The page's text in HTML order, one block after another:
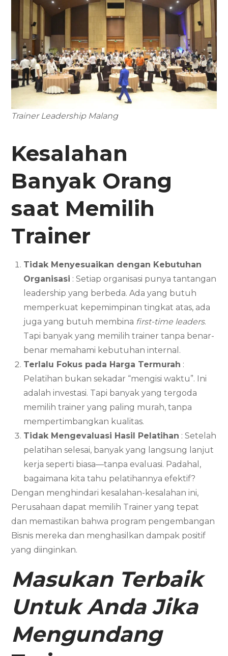
Trainer Leadership Malang
Kesalahan
Banyak Orang
saat Memilih
Trainer
Tidak Menyesuaikan dengan Kebutuhan
Organisasi : Setiap organisasi punya tantangan
leadership yang berbeda. Ada yang butuh
memperkuat kepemimpinan tingkat atas, ada
juga yang butuh membina first-time leaders.
Tapi banyak yang memilih trainer tanpa benar-
benar memahami kebutuhan internal.
Terlalu Fokus pada Harga Termurah :
Pelatihan bukan sekadar “mengisi waktu”. Ini
adalah investasi. Tapi banyak yang tergoda
memilih trainer yang paling murah, tanpa
mempertimbangkan kualitas.
Tidak Mengevaluasi Hasil Pelatihan : Setelah
pelatihan selesai, banyak yang langsung lanjut
kerja seperti biasa—tanpa evaluasi. Padahal,
bagaimana kita tahu pelatihannya efektif?
Dengan menghindari kesalahan-kesalahan ini,
Perusahaan dapat memilih Trainer yang tepat
dan memastikan bahwa program pengembangan
Bisnis mereka dan menghasilkan dampak positif
yang diinginkan.
Masukan Terbaik
Untuk Anda Jika
Mengundang